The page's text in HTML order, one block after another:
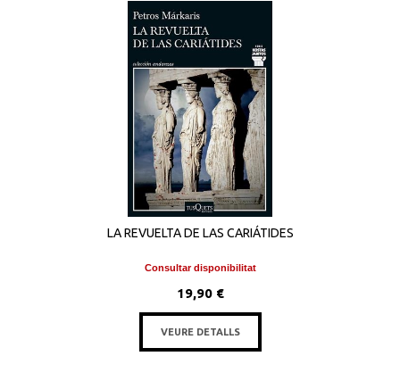
LA REVUELTA DE LAS CARIÁTIDES
Consultar disponibilitat
19,90 €
VEURE DETALLS